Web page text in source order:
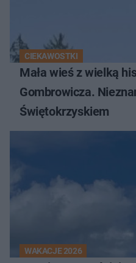
CIEKAWOSTKI
Mała wieś z wielką
Gombrowicza.
Świętokrzyskiem
WAKACJE 2026